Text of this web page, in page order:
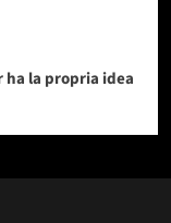
ha la propria idea